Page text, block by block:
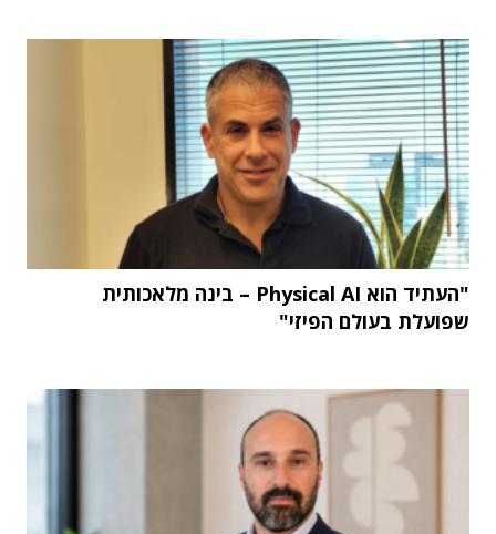
"העתיד הוא Physical AI – בינה מלאכותית
שפועלת בעולם הפיזי"